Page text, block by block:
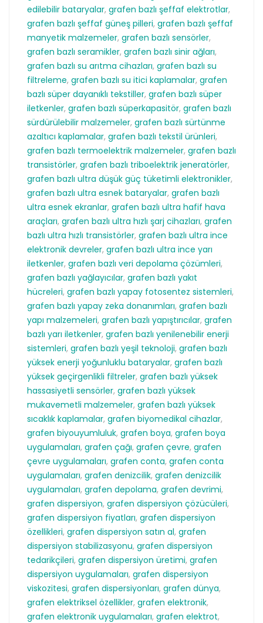
edilebilir bataryalar, grafen bazlı şeffaf elektrotlar,
grafen bazlı şeffaf güneş pilleri, grafen bazlı şeffaf
manyetik malzemeler, grafen bazlı sensörler,
grafen bazlı seramikler, grafen bazlı sinir ağları,
grafen bazlı su arıtma cihazları, grafen bazlı su
filtreleme, grafen bazlı su itici kaplamalar, grafen
bazlı süper dayanıklı tekstiller, grafen bazlı süper
iletkenler, grafen bazlı süperkapasitör, grafen bazlı
sürdürülebilir malzemeler, grafen bazlı sürtünme
azaltıcı kaplamalar, grafen bazlı tekstil ürünleri,
grafen bazlı termoelektrik malzemeler, grafen bazlı
transistörler, grafen bazlı triboelektrik jeneratörler,
grafen bazlı ultra düşük güç tüketimli elektronikler,
grafen bazlı ultra esnek bataryalar, grafen bazlı
ultra esnek ekranlar, grafen bazlı ultra hafif hava
araçları, grafen bazlı ultra hızlı şarj cihazları, grafen
bazlı ultra hızlı transistörler, grafen bazlı ultra ince
elektronik devreler, grafen bazlı ultra ince yarı
iletkenler, grafen bazlı veri depolama çözümleri,
grafen bazlı yağlayıcılar, grafen bazlı yakıt
hücreleri, grafen bazlı yapay fotosentez sistemleri,
grafen bazlı yapay zeka donanımları, grafen bazlı
yapı malzemeleri, grafen bazlı yapıştırıcılar, grafen
bazlı yarı iletkenler, grafen bazlı yenilenebilir enerji
sistemleri, grafen bazlı yeşil teknoloji, grafen bazlı
yüksek enerji yoğunluklu bataryalar, grafen bazlı
yüksek geçirgenlikli filtreler, grafen bazlı yüksek
hassasiyetli sensörler, grafen bazlı yüksek
mukavemetli malzemeler, grafen bazlı yüksek
sıcaklık kaplamalar, grafen biyomedikal cihazlar,
grafen biyouyumluluk, grafen boya, grafen boya
uygulamaları, grafen çağı, grafen çevre, grafen
çevre uygulamaları, grafen conta, grafen conta
uygulamaları, grafen denizcilik, grafen denizcilik
uygulamaları, grafen depolama, grafen devrimi,
grafen dispersiyon, grafen dispersiyon çözücüleri,
grafen dispersiyon fiyatları, grafen dispersiyon
özellikleri, grafen dispersiyon satın al, grafen
dispersiyon stabilizasyonu, grafen dispersiyon
tedarikçileri, grafen dispersiyon üretimi, grafen
dispersiyon uygulamaları, grafen dispersiyon
viskozitesi, grafen dispersiyonları, grafen dünya,
grafen elektriksel özellikler, grafen elektronik,
grafen elektronik uygulamaları, grafen elektrot,